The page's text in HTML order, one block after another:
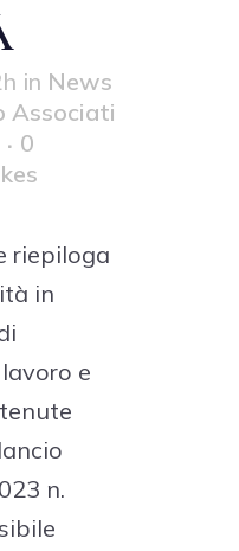
in News
Associati
0
riepiloga
in
e
n.